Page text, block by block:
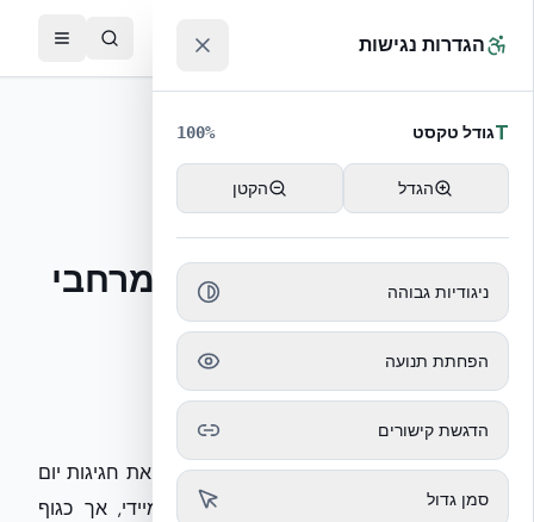
חזרה לחדר העיתונות
16/04/2026
פיץ׳: מעבר לחגיגות:
הבטיחות המבנית של מרחבי
הציבור בירושלים
הורד כ-DOCX
החלטת עיריית ירושלים ופיקוד העורף לפזר את חגיגות יום
העצמאות היא צעד נכון לניהול סיכונים מיידי, אך כגוף
הגדרות נגישות
Tגודל טקסט 100%
הגדל הקטן
ניגודיות גבוהה
הפחתת תנועה
הדגשת קישורים
סמן גדול